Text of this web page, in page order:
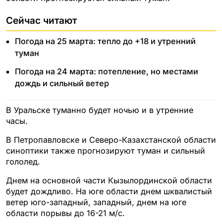
Сейчас читают
Погода на 25 марта: тепло до +18 и утренний
туман
Погода на 24 марта: потепление, но местами
дождь и сильный ветер
В Уральске туманно будет ночью и в утренние
часы.
В Петропавловске и Северо-Казахстанской области
синоптики также прогнозируют туман и сильный
гололед.
Днем на основной части Кызылординской области
будет дождливо. На юге области днем шквалистый
ветер юго-западный, западный, днем на юге
области порывы до 16-21 м/с.